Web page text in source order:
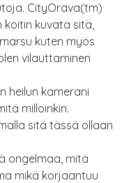
CityOrava(tm)
koitin kuvata sitä,
kuten myös
vilauttaminen
heilun kamerani
milloinkin.
sitä tässä ollaan
ongelmaa, mitä
mikä korjaantuu